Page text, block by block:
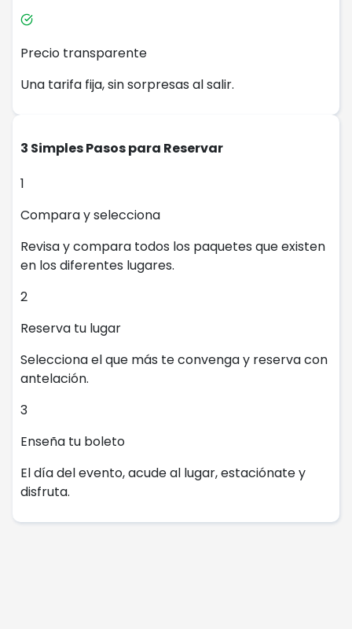
Precio transparente
Una tarifa fija, sin sorpresas al salir.
3 Simples Pasos para Reservar
1
Compara y selecciona
Revisa y compara todos los paquetes que existen
en los diferentes lugares.
2
Reserva tu lugar
Selecciona el que más te convenga y reserva con
antelación.
3
Enseña tu boleto
El día del evento, acude al lugar, estaciónate y
disfruta.